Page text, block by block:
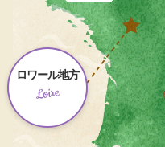
ロワール地方
Loire